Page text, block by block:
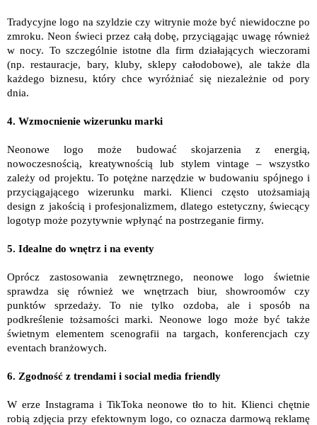
Tradycyjne logo na szyldzie czy witrynie może być niewidoczne po
zmroku. Neon świeci przez całą dobę, przyciągając uwagę również
w nocy. To szczególnie istotne dla firm działających wieczorami
(np. restauracje, bary, kluby, sklepy całodobowe), ale także dla
każdego biznesu, który chce wyróżniać się niezależnie od pory
dnia.
4. Wzmocnienie wizerunku marki
Neonowe logo może budować skojarzenia z energią,
nowoczesnością, kreatywnością lub stylem vintage – wszystko
zależy od projektu. To potężne narzędzie w budowaniu spójnego i
przyciągającego wizerunku marki. Klienci często utożsamiają
design z jakością i profesjonalizmem, dlatego estetyczny, świecący
logotyp może pozytywnie wpłynąć na postrzeganie firmy.
5. Idealne do wnętrz i na eventy
Oprócz zastosowania zewnętrznego, neonowe logo świetnie
sprawdza się również we wnętrzach biur, showroomów czy
punktów sprzedaży. To nie tylko ozdoba, ale i sposób na
podkreślenie tożsamości marki. Neonowe logo może być także
świetnym elementem scenografii na targach, konferencjach czy
eventach branżowych.
6. Zgodność z trendami i social media friendly
W erze Instagrama i TikToka neonowe tło to hit. Klienci chętnie
robią zdjęcia przy efektownym logo, co oznacza darmową reklamę